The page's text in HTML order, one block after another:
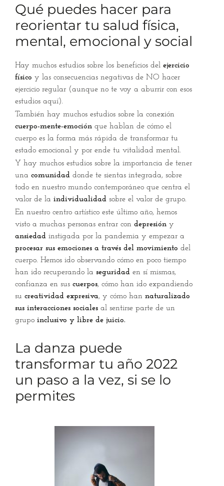
Qué puedes hacer para
reorientar tu salud física,
mental, emocional y social
Hay muchos estudios sobre los beneficios del ejercicio
físico y las consecuencias negativas de NO hacer
ejercicio regular (aunque no te voy a aburrir con esos
estudios aquí).
También hay muchos estudios sobre la conexión
cuerpo-mente-emoción que hablan de cómo el
cuerpo es la forma más rápida de transformar tu
estado emocional y por ende tu vitalidad mental.
Y hay muchos estudios sobre la importancia de tener
una comunidad donde te sientas integrada, sobre
todo en nuestro mundo contemporáneo que centra el
valor de la individualidad sobre el valor de grupo.
En nuestro centro artístico este último año, hemos
visto a muchas personas entrar con depresión y
ansiedad instigada por la pandemia y empezar a
procesar sus emociones a través del movimiento del
cuerpo. Hemos ido observando cómo en poco tiempo
han ido recuperando la seguridad en sí mismas,
confianza en sus cuerpos, cómo han ido expandiendo
su creatividad expresiva, y cómo han naturalizado
sus interacciones sociales al sentirse parte de un
grupo inclusivo y libre de juicio.
La danza puede
transformar tu año 2022
un paso a la vez, si se lo
permites